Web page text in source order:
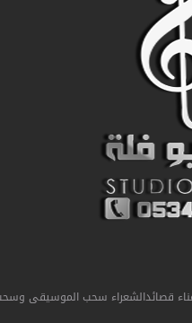
قصائدالشعراء سحب الموسيقى وسحب